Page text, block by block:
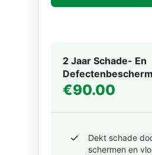
2 Jaar Schade- En
€90.00
Dekt schade
schermen en